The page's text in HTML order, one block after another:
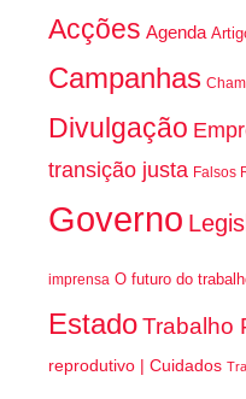
Acções Agenda
Campanhas
Divulgação
transição justa Falsos
Governo
imprensa O futuro do
EstadoTrabalho
reprodutivo | Cuidados